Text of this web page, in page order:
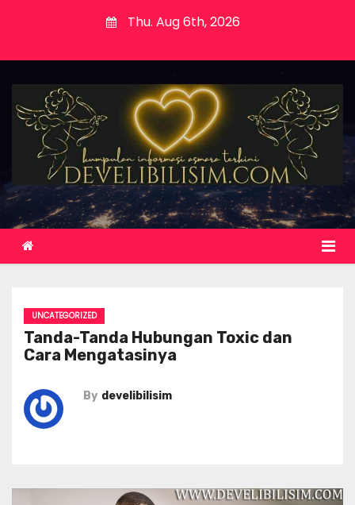
n
e
Thu. Aug 6th, 2026
UNCATEGORIZED
Tanda-Tanda Hubungan Toxic dan
Cara Mengatasinya
By develibilisim